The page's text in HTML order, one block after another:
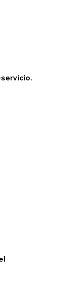
servicio.